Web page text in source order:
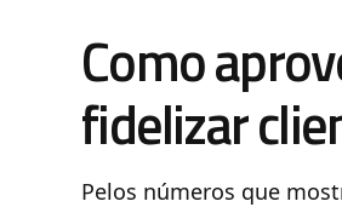
Como
fidelizar
Pelos números que